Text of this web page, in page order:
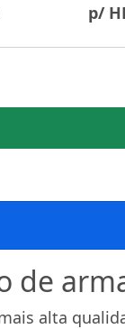
p/
de
alta